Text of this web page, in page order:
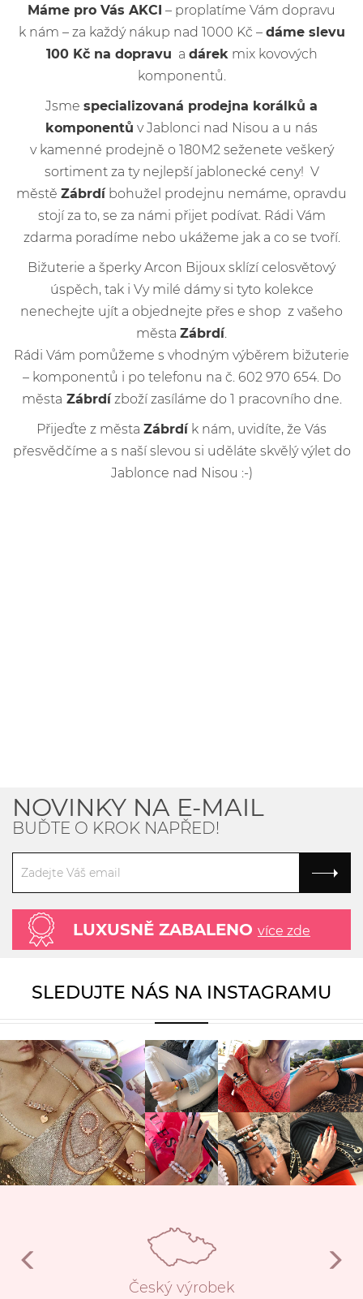
Máme pro Vás AKCI – proplatíme Vám dopravu
k nám – za každý nákup nad 1000 Kč – dáme slevu
100 Kč na dopravu a dárek mix kovových
komponentů.
Jsme specializovaná prodejna korálků a
komponentů v Jablonci nad Nisou a u nás
v kamenné prodejně o 180M2 seženete veškerý
sortiment za ty nejlepší jablonecké ceny! V
městě Zábrdíbohužel prodejnu nemáme, opravdu
stojí za to, se za námi přijet podívat. Rádi Vám
zdarma poradíme nebo ukážeme jak a co se tvoří.
Bižuterie a šperky Arcon Bijoux sklízí celosvětový
úspěch, tak i Vy milé dámy si tyto kolekce
nenechejte ujít a objednejte přes e shop z vašeho
města Zábrdí.
Rádi Vám pomůžeme s vhodným výběrem bižuterie
– komponentů i po telefonu na č. 602 970 654. Do
města Zábrdízboží zasíláme do 1 pracovního dne.
Přijeďte z města Zábrdík nám, uvidíte, že Vás
přesvědčíme a s naší slevou si uděláte skvělý výlet do
Jablonce nad Nisou :-)
NOVINKY NA E-MAIL
BUĎTE O KROK NAPŘED!
LUXUSNĚ ZABALENO více zde
SLEDUJTE NÁS NA INSTAGRAMU
Český výrobek